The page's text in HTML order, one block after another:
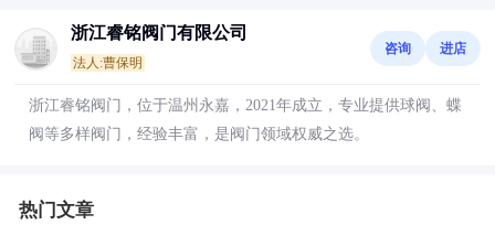
浙江睿铭阀门有限公司
法人:曹保明
咨询 进店
浙江睿铭阀门，位于温州永嘉，2021年成立，专业提供球阀、蝶
阀等多样阀门，经验丰富，是阀门领域权威之选。
热门文章